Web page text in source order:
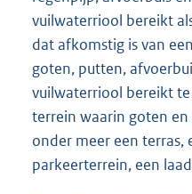
vuilwaterriool bereikt
dat afkomstig is van
goten, putten,
vuilwaterriool bereikt
terrein waarin goten
onder meer een terras,
parkeerterrein, een